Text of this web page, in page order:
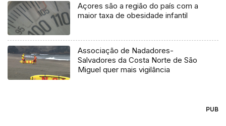
Açores são a região do país com a
maior taxa de obesidade infantil
Associação de Nadadores-
Salvadores da Costa Norte de São
Miguel quer mais vigilância
PUB